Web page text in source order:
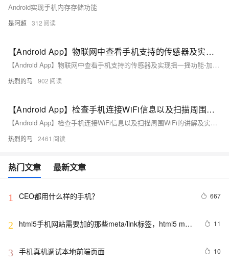
Android实现手机内存存储功能
是阿超 312
【Android App】物联网中查看手机支持的传感器及实现摇一摇功能-加速度传感器（附源码和演示 超详细）
【Android App】物联网中查看手机支持的传感器及实现摇一摇功能-加速度传感器（附源码和演示 超详细）
热烈的马 902
【Android App】检查手机连接WiFi信息以及扫描周围WiFi的讲解及实战（附源码和演示 超详细必看）
【Android App】检查手机连接WiFi信息以及扫描周围WiFi的讲解及实战（附源码和演示 超详细必看）
热烈的马 2461
热门文章 最新文章
1 CEO都用什么样的手机？ 667
2
html5手机网站需要加的那些meta/link标签，html5 meta
11
3 手机真机调试本地前端页面 10